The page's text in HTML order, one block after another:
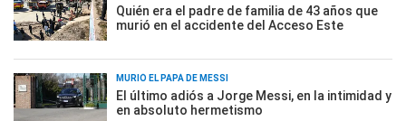
Quién era el padre de familia de 43 años que
murió en el accidente del Acceso Este
MURIÓ EL PAPÁ DE MESSI
El último adiós a Jorge Messi, en la intimidad y
en absoluto hermetismo